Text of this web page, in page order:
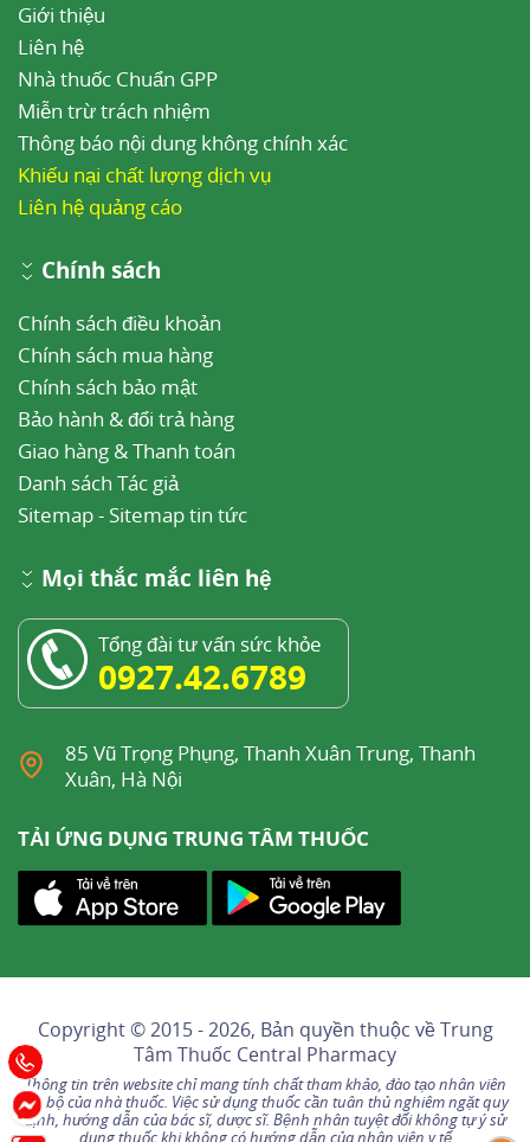
Giới thiệu
Liên hệ
Nhà thuốc Chuẩn GPP
Miễn trừ trách nhiệm
Thông báo nội dung không chính xác
Khiếu nại chất lượng dịch vụ
Liên hệ quảng cáo
Chính sách
Chính sách điều khoản
Chính sách mua hàng
Chính sách bảo mật
Bảo hành & đổi trả hàng
Giao hàng & Thanh toán
Danh sách Tác giả
Sitemap- Sitemap tin tức
Mọi thắc mắc liên hệ
Tổng đài tư vấn sức khỏe
0927.42.6789
85 Vũ Trọng Phụng, Thanh Xuân Trung, Thanh
Xuân, Hà Nội
TẢI ỨNG DỤNG TRUNG TÂM THUỐC
Copyright © 2015 - 2026, Bản quyền thuộc vềTrung
Tâm Thuốc Central Pharmacy
Thông tin trên website chỉ mang tính chất tham khảo, đào tạo nhân viên
nội bộ của nhà thuốc. Việc sử dụng thuốc cần tuân thủ nghiêm ngặt quy
định, hướng dẫn của bác sĩ, dược sĩ. Bệnh nhân tuyệt đối không tự ý sử
dụng thuốc khi không có hướng dẫn của nhân viên y tế